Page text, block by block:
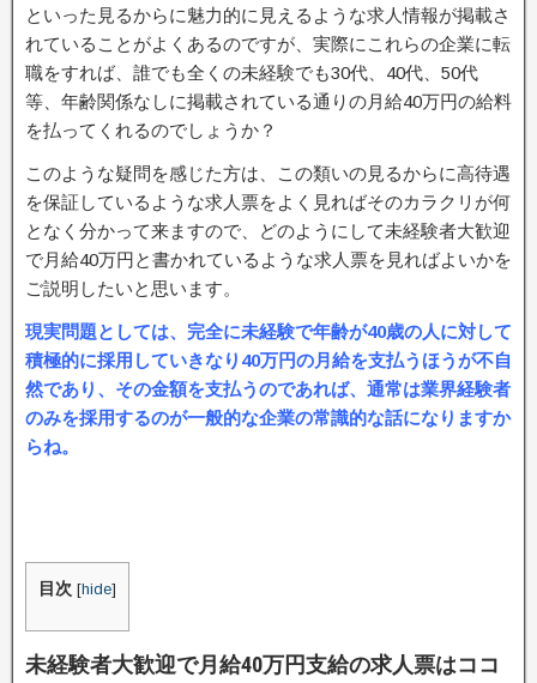
といった見るからに魅力的に見えるような求人情報が掲載さ
れていることがよくあるのですが、実際にこれらの企業に転
職をすれば、誰でも全くの未経験でも30代、40代、50代
等、年齢関係なしに掲載されている通りの月給40万円の給料
を払ってくれるのでしょうか？
このような疑問を感じた方は、この類いの見るからに高待遇
を保証しているような求人票をよく見ればそのカラクリが何
となく分かって来ますので、どのようにして未経験者大歓迎
で月給40万円と書かれているような求人票を見ればよいかを
ご説明したいと思います。
現実問題としては、完全に未経験で年齢が40歳の人に対して
積極的に採用していきなり40万円の月給を支払うほうが不自
然であり、その金額を支払うのであれば、通常は業界経験者
のみを採用するのが一般的な企業の常識的な話になりますか
らね。
目次 [hide]
未経験者大歓迎で月給40万円支給の求人票はココ